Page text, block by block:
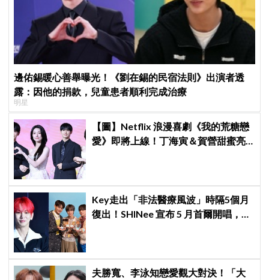
邊佑錫暖心善舉曝光！《劉在錫的民宿法則》出演者透
露：因他的捐款，兒童患者順利完成治療
明星
【圖】Netflix 浪漫喜劇《我的荒糖戀
愛》即將上線！丁海寅＆賀營甜蜜亮
Key走出「非法醫療風波」時隔5個月
復出！SHINee 宣布 5 月首爾開唱，
夫勝寬、李泳知戀愛觀大對決！「大